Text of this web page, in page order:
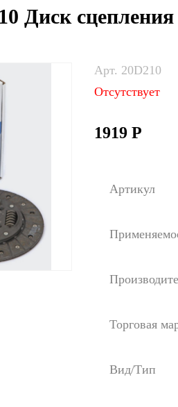
Диск сцепления
Арт. 20D210
Отсутствует
1919 Р
Артикул
Торговая
Вид/Тип